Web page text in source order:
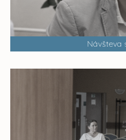
Návšteva